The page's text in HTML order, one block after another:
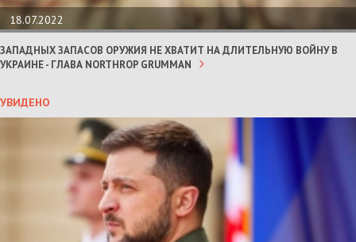
18.07.2022
ЗАПАДНЫХ ЗАПАСОВ ОРУЖИЯ НЕ ХВАТИТ НА ДЛИТЕЛЬНУЮ ВОЙНУ В
УКРАИНЕ - ГЛАВА NORTHROP GRUMMAN
УВИДЕНО